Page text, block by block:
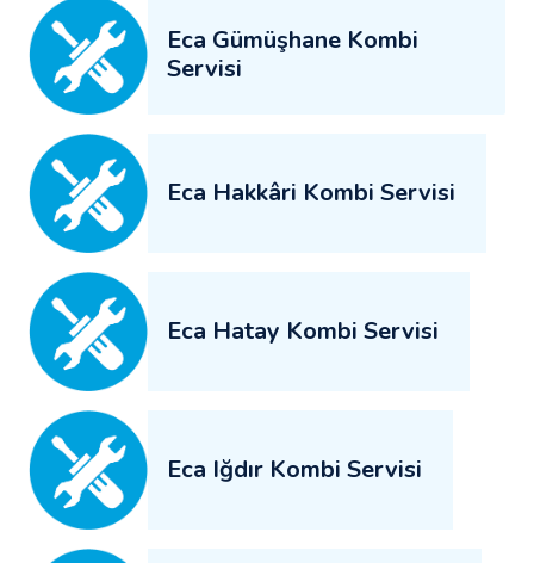
Eca Gümüşhane Kombi
Servisi
Eca Hakkâri Kombi Servisi
Eca Hatay Kombi Servisi
Eca Iğdır Kombi Servisi